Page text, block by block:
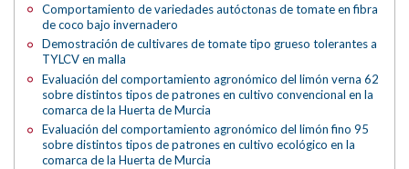
Comportamiento de variedades autóctonas de tomate en fibra
de coco bajo invernadero
Demostración de cultivares de tomate tipo grueso tolerantes a
TYLCV en malla
Evaluación del comportamiento agronómico del limón verna 62
sobre distintos tipos de patrones en cultivo convencional en la
comarca de la Huerta de Murcia
Evaluación del comportamiento agronómico del limón fino 95
sobre distintos tipos de patrones en cultivo ecológico en la
comarca de la Huerta de Murcia